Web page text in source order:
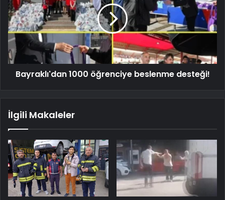
Bayraklı'dan 1000 öğrenciye beslenme desteği!
İlgili Makaleler